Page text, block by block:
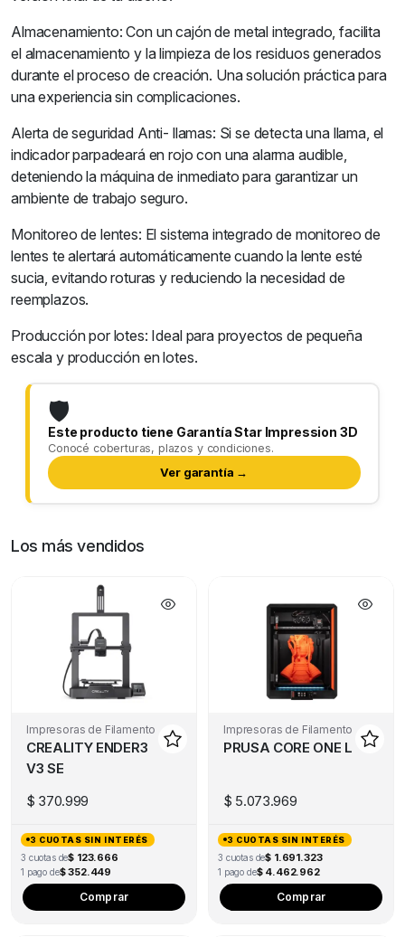
Almacenamiento: Con un cajón de metal integrado, facilita
el almacenamiento y la limpieza de los residuos generados
durante el proceso de creación. Una solución práctica para
una experiencia sin complicaciones.
Alerta de seguridad Anti- llamas: Si se detecta una llama, el
indicador parpadeará en rojo con una alarma audible,
deteniendo la máquina de inmediato para garantizar un
ambiente de trabajo seguro.
Monitoreo de lentes: El sistema integrado de monitoreo de
lentes te alertará automáticamente cuando la lente esté
sucia, evitando roturas y reduciendo la necesidad de
reemplazos.
Producción por lotes: Ideal para proyectos de pequeña
escala y producción en lotes.
🛡️
Este producto tiene Garantía Star Impression 3D
Conocé coberturas, plazos y condiciones.
Ver garantía →
Los más vendidos
Impresoras de Filamento
CREALITY ENDER3
V3 SE
$ 370.999
3 CUOTAS SIN INTERÉS
3 cuotas de$ 123.666
1 pago de$ 352.449
Comprar
Impresoras de Filamento
PRUSA CORE ONE L
$ 5.073.969
3 CUOTAS SIN INTERÉS
3 cuotas de$ 1.691.323
1 pago de$ 4.462.962
Comprar